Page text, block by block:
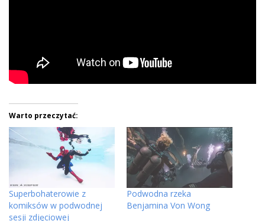
Warto przeczytać:
Superbohaterowie z
komiksów w podwodnej
sesji zdjęciowej
Podwodna rzeka
Benjamina Von Wong